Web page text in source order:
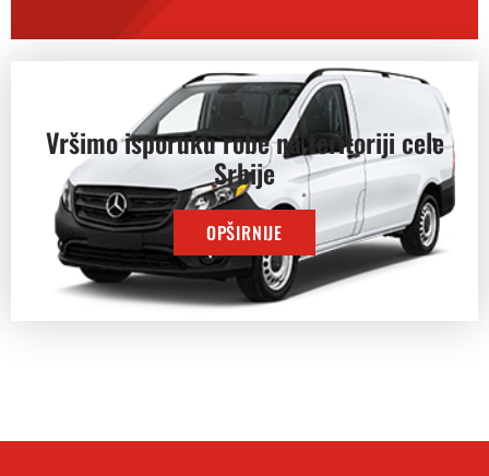
Vršimo isporuku robe na teritoriji cele
Srbije
OPŠIRNIJE